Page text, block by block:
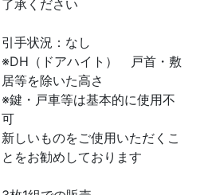
了承ください
引手状況：なし
※DH（ドアハイト） 戸首・敷
居等を除いた高さ
※鍵・戸車等は基本的に使用不
可
新しいものをご使用いただくこ
とをお勧めしております